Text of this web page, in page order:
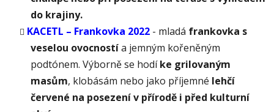
do krajiny.
KACETL – Frankovka 2022 - mladá frankovka s
veselou ovocnostía jemným kořeněným
podtónem. Výborně se hodíke grilovaným
masům, klobásám nebo jako příjemné lehčí
červené na posezení v přírodě i před kulturní